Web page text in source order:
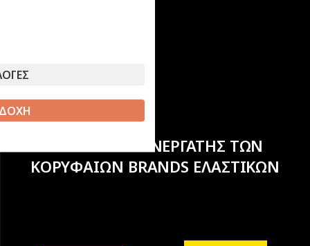
ΕΠΙΣΗΜΟΣ ΣΥΝΕΡΓΑΤΗΣ ΤΩΝ
ΚΟΡΥΦΑΙΩΝ BRANDS ΕΛΑΣΤΙΚΩΝ